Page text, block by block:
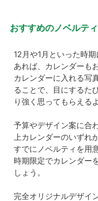
おすすめのノベルテ
12月や1月といった時
あれば、カレンダーも
カレンダーに入れる写
ることで、目にするた
り強く思ってもらえる
予算やデザイン案に合
上カレンダーのいずれ
すでにノベルティを用
時期限定でカレンダー
しょう。
完全オリジナルデザイ